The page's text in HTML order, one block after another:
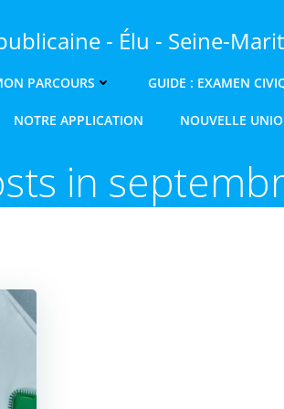
- Élu - Seine-
PARCOURS GUIDE : EXAMEN
NOTRE APPLICATION NOUVELLE
in